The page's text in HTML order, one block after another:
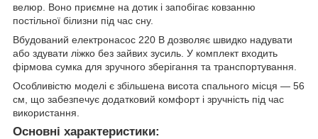
велюр. Воно приємне на дотик і запобігає ковзанню
постільної білизни під час сну.
Вбудований електронасос 220 В дозволяє швидко надувати
або здувати ліжко без зайвих зусиль. У комплект входить
фірмова сумка для зручного зберігання та транспортування.
Особливістю моделі є збільшена висота спального місця — 56
см, що забезпечує додатковий комфорт і зручність під час
використання.
Основні характеристики: